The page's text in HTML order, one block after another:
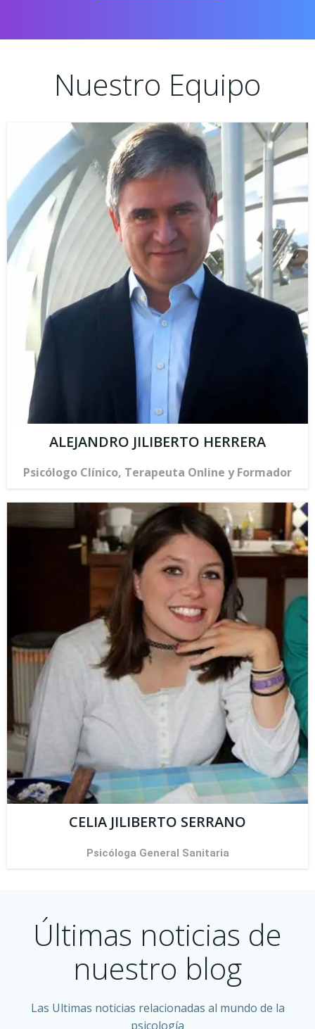
Nuestro Equipo
ALEJANDRO JILIBERTO HERRERA
Psicólogo Clínico, Terapeuta Online y Formador
CELIA JILIBERTO SERRANO
Psicóloga General Sanitaria
Últimas noticias de
nuestro blog
Las Ultimas noticias relacionadas al mundo de la
psicología